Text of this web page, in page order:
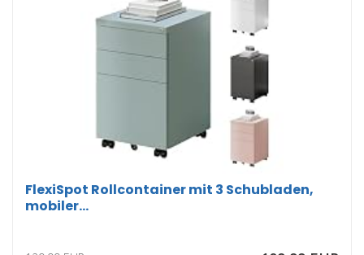
FlexiSpot Rollcontainer mit 3 Schubladen,
mobiler...